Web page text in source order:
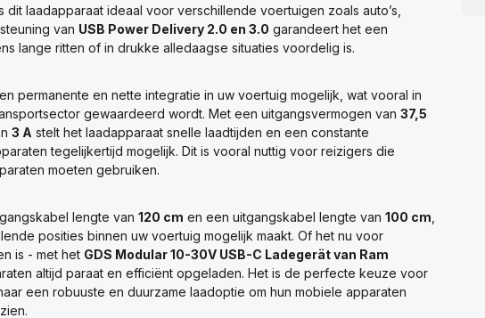
dit laadapparaat ideaal voor verschillende voertuigen zoals auto’s,
van USB Power Delivery 2.0 en 3.0 garandeert het een
lange ritten of in drukke alledaagse situaties voordelig is.
permanente en nette integratie in uw voertuig mogelijk, wat vooral in
gewaardeerd wordt. Met een uitgangsvermogen van 37,5
3 A stelt het laadapparaat snelle laadtijden en een constante
tegelijkertijd mogelijk. Dit is vooral nuttig voor reizigers die
moeten gebruiken.
lengte van 120 cm en een uitgangskabel lengte van 100 cm
posities binnen uw voertuig mogelijk maakt. Of het nu voor
is - met het GDS Modular 10-30V USB-C Ladegerät van Ram
altijd paraat en efficiënt opgeladen. Het is de perfecte keuze voor
een robuuste en duurzame laadoptie om hun mobiele apparaten